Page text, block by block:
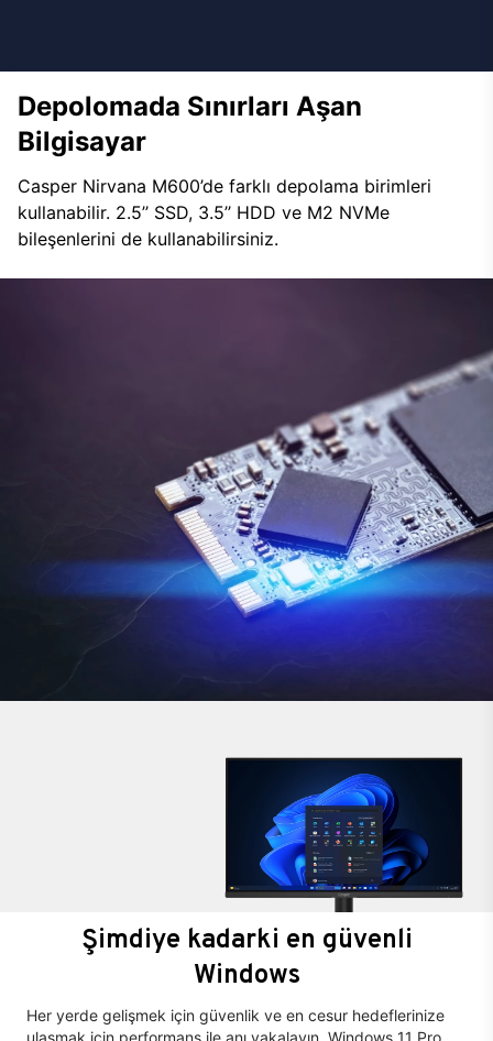
Depolomada Sınırları Aşan
Bilgisayar
Casper Nirvana M600’de farklı depolama birimleri
kullanabilir. 2.5’’ SSD, 3.5’’ HDD ve M2 NVMe
bileşenlerini de kullanabilirsiniz.
Şimdiye kadarki en güvenli
Windows
Her yerde gelişmek için güvenlik ve en cesur hedeflerinize
ulaşmak için performans ile anı yakalayın. Windows 11 Pro